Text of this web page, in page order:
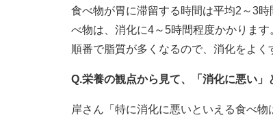
食べ物が胃に滞留する時間は平均2～3
べ物は、消化に4～5時間程度かかりま
順番で脂質が多くなるので、消化をよく
Q.栄養の観点から見て、「消化に悪い」
岸さん「特に消化に悪いといえる食べ